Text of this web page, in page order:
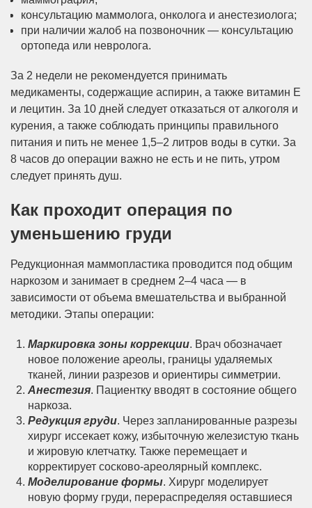
консультацию маммолога, онколога и анестезиолога;
при наличии жалоб на позвоночник — консультацию
ортопеда или невролога.
За 2 недели не рекомендуется принимать
медикаменты, содержащие аспирин, а также витамин Е
и лецитин. За 10 дней следует отказаться от алкоголя и
курения, а также соблюдать принципы правильного
питания и пить не менее 1,5–2 литров воды в сутки. За
8 часов до операции важно не есть и не пить, утром
следует принять душ.
Как проходит операция по
уменьшению груди
Редукционная маммопластика проводится под общим
наркозом и занимает в среднем 2–4 часа — в
зависимости от объема вмешательства и выбранной
методики. Этапы операции:
Маркировка зоны коррекции. Врач обозначает
новое положение ареолы, границы удаляемых
тканей, линии разрезов и ориентиры симметрии.
Анестезия. Пациентку вводят в состояние общего
наркоза.
Редукция груди. Через запланированные разрезы
хирург иссекает кожу, избыточную железистую ткань
и жировую клетчатку. Также перемещает и
корректирует сосково-ареолярный комплекс.
Моделирование формы. Хирург моделирует
новую форму груди, перераспределяя оставшиеся